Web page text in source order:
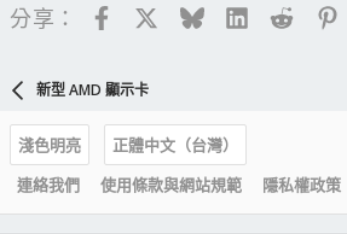
分享： FacebookBlueskyLinkedIn
Reddit
新型 AMD 顯示卡
淺色明亮
正體中文（台灣）
連絡我們
使用條款與網站規範 隱私權政策